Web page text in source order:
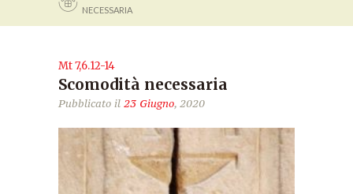
NECESSARIA
Mt 7,6.12-14
Scomodità necessaria
Pubblicato il 23 Giugno, 2020